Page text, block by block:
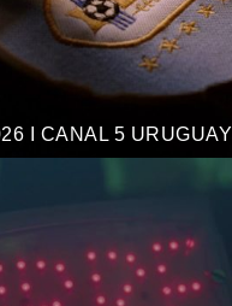
I CANAL 5 URUGUAY